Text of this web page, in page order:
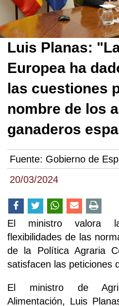
20/03/2024
Luis Planas:
Europea ha
las cuestiones
nombre de los
ganaderos
Fuente: Gobierno de
El ministro valora
flexibilidades de las
de la Política Agraria
satisfacen las peticiones
El ministro de
Alimentación, Luis